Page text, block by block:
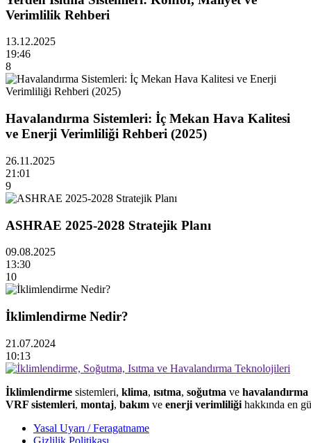
Verimlilik Rehberi
13.12.2025
19:46
8
Havalandırma Sistemleri: İç Mekan Hava Kalitesi
ve Enerji Verimliliği Rehberi (2025)
26.11.2025
21:01
9
ASHRAE 2025-2028 Stratejik Planı
09.08.2025
13:30
10
İklimlendirme Nedir?
21.07.2024
10:13
İklimlendirme sistemleri, klima, ısıtma, soğutma ve havalandırma
VRF sistemleri, montaj, bakım ve enerji verimliliği hakkında en
Yasal Uyarı / Feragatname
Gizlilik Politikası